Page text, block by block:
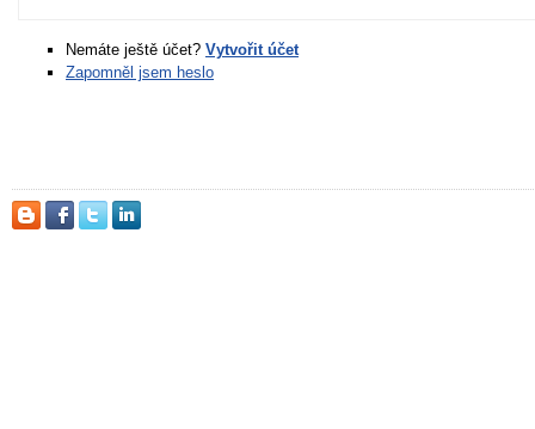
Nemáte ještě účet? Vytvořit účet
Zapomněl jsem heslo